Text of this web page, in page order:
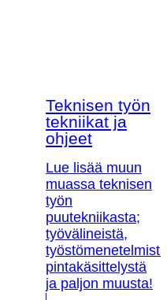
Teknisen työn
tekniikat ja
ohjeet
Lue lisää muun
muassa teknisen
työn
puutekniikasta;
työvälineistä,
pintakäsittelystä
ja paljon muusta!